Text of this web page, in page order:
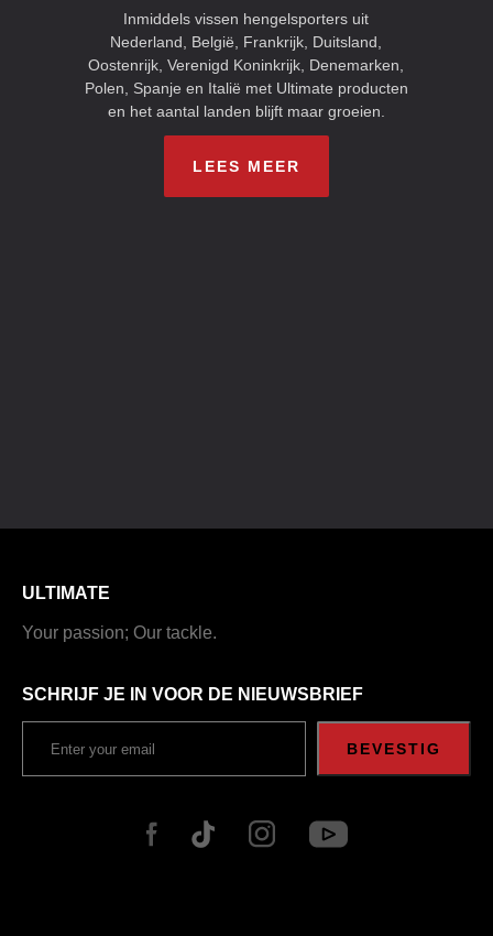
Inmiddels vissen hengelsporters uit
Nederland, België, Frankrijk, Duitsland,
Oostenrijk, Verenigd Koninkrijk, Denemarken,
Polen, Spanje en Italië met Ultimate producten
en het aantal landen blijft maar groeien.
LEES MEER
ULTIMATE
Your passion; Our tackle.
SCHRIJF JE IN VOOR DE NIEUWSBRIEF
BEVESTIG